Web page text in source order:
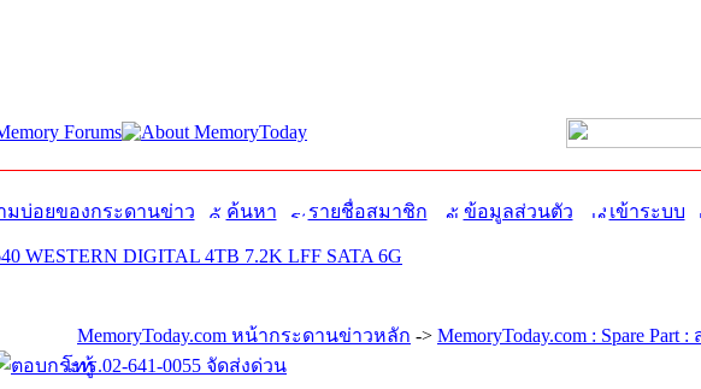
มบ่อยของกระดานข่าว ค้นหา รายชื่อสมาชิก ข้อมูลส่วนตัว เข้าระบบ
WESTERN DIGITAL 4TB 7.2K LFF SATA 6G
MemoryToday.com หน้ากระดานข่าวหลัก -> MemoryToday.com : Spare Part
โทร.02-641-0055 จัดส่งด่วน